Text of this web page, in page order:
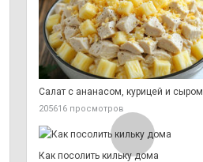
Салат с ананасом, курицей и сыром
205616 просмотров
Как посолить кильку дома